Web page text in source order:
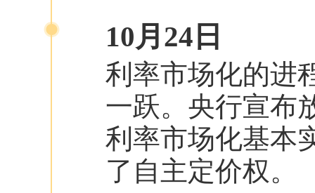
10月24日
利率市场化的进
一跃。央行宣布
利率市场化基本
了自主定价权。